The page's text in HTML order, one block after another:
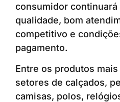
consumidor continuará
qualidade, bom
competitivo e
pagamento.
Entre os produtos
setores de calçados,
camisas, polos,